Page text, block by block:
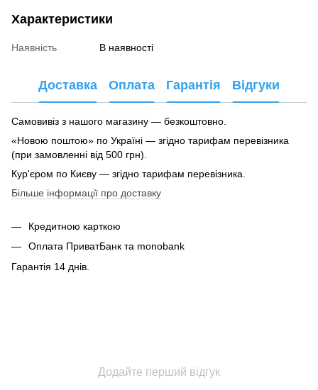
Характеристики
Наявність В наявності
Доставка Оплата Гарантія Відгуки
Самовивіз з нашого магазину — безкоштовно.
«Новою поштою» по Україні — згідно тарифам перевізника
(при замовленні від 500 грн).
Кур'єром по Києву — згідно тарифам перевізника.
Більше інформації про доставку
Кредитною карткою
Оплата ПриватБанк та monobank
Гарантія 14 днів.
Додайте перший відгук